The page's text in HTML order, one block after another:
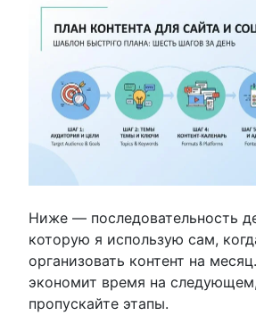
Ниже — последовательность
которую я использую сам,
организовать контент на
экономит время на
пропускайте этапы.